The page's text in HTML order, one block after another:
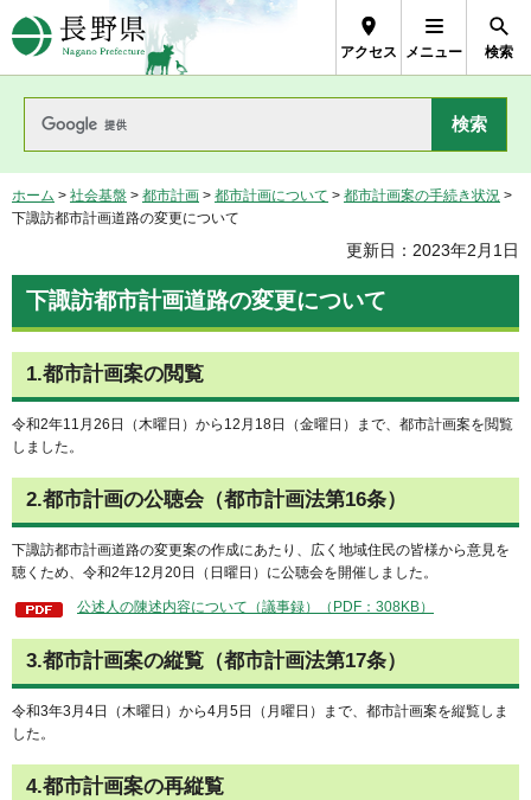
長野県Nagano Prefecture
アクセス メニュー 検索
ホーム > 社会基盤 > 都市計画 > 都市計画について > 都市計画案の手続き状況 >
下諏訪都市計画道路の変更について
更新日：2023年2月1日
下諏訪都市計画道路の変更について
1.都市計画案の閲覧
令和2年11月26日（木曜日）から12月18日（金曜日）まで、都市計画案を閲覧
しました。
2.都市計画の公聴会（都市計画法第16条）
下諏訪都市計画道路の変更案の作成にあたり、広く地域住民の皆様から意見を
聴くため、令和2年12月20日（日曜日）に公聴会を開催しました。
公述人の陳述内容について（議事録）（PDF：308KB）
3.都市計画案の縦覧（都市計画法第17条）
令和3年3月4日（木曜日）から4月5日（月曜日）まで、都市計画案を縦覧しま
した。
4.都市計画案の再縦覧